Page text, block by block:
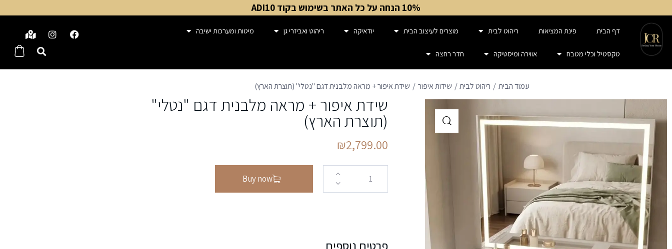
10% הנחה על כל האתר בשימוש בקוד ADI10
דף הבית פינת המציאות ריהוט לבית מוצרים לעיצוב הבית יודאיקה ריהוט ואביזרי גן מיטות ומערכות ישיבה
טקסטיל וכלי מטבח אווירה ומיסטיקה חדר רחצה
עמוד הבית ריהוט לבית שידות איפור שידת איפור + מראה מלבנית דגם "נטלי" (תוצרת הארץ)
שידת איפור + מראה מלבנית דגם "נטלי"
(תוצרת הארץ)
₪2,799.00
Buy now
פרטים נוספים